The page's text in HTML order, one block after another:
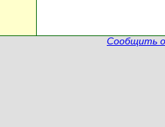
Сообщить о